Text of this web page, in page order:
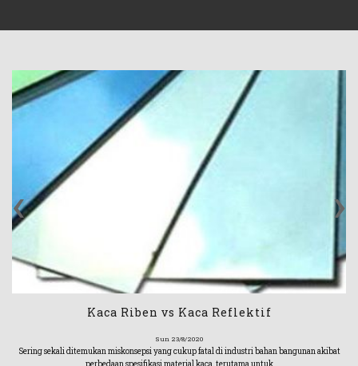
Kaca Riben vs Kaca Reflektif
Sun 23/8/2020
Sering sekali ditemukan miskonsepsi yang cukup fatal di industri bahan bangunan akibat
perbedaan spesifikasi material kaca, terutama untuk
‹ ›